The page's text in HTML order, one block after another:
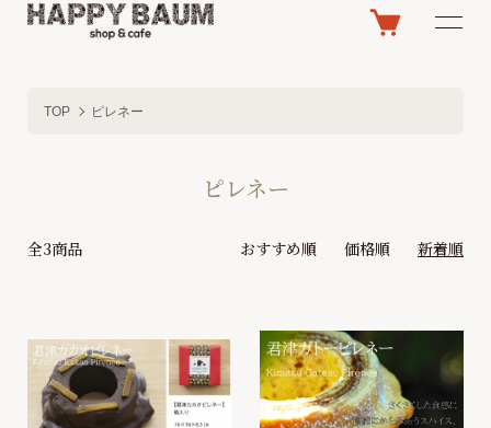
TOP ピレネー
ピレネー
全3商品 おすすめ順 価格順 新着順